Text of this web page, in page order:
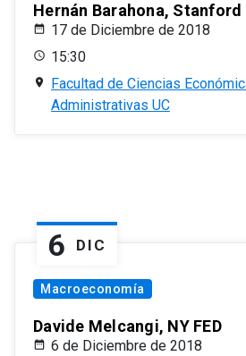
Hernán Barahona,
17 de Diciembre de 2018
15:30
Facultad de Ciencias
Administrativas UC
6 DIC
Macroeconomía
Davide Melcangi, NY FED
6 de Diciembre de 2018